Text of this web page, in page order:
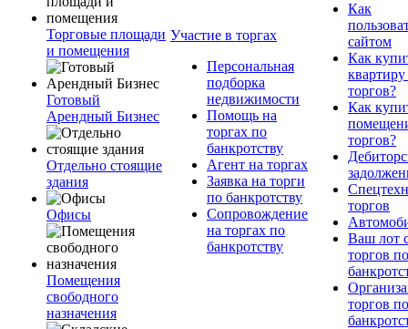
Торговые площади
и помещения
Готовый
Арендный Бизнес
Отдельно стоящие
здания
Офисы
Помещения
свободного
назначения
Участие в торгах
Персональная
подборка
недвижимости
Помощь на
торгах по
банкротству
Агент на торгах
Заявка на торги
по банкротству
Сопровождение
на торгах по
банкротству
Как
сайтом
Как
квартиру
торгов?
Как
торгов?
торгов
Ваш лот
торгов по
торгов по